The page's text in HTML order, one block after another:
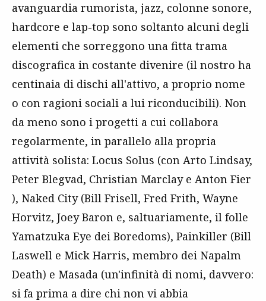
avanguardia rumorista, jazz, colonne sonore,
hardcore e lap-top sono soltanto alcuni degli
elementi che sorreggono una fitta trama
discografica in costante divenire (il nostro ha
centinaia di dischi all'attivo, a proprio nome
o con ragioni sociali a lui riconducibili). Non
da meno sono i progetti a cui collabora
regolarmente, in parallelo alla propria
attività solista: Locus Solus (con Arto Lindsay,
Peter Blegvad, Christian Marclay e Anton Fier
), Naked City (Bill Frisell, Fred Frith, Wayne
Horvitz, Joey Baron e, saltuariamente, il folle
Yamatzuka Eye dei Boredoms), Painkiller (Bill
Laswell e Mick Harris, membro dei Napalm
Death) e Masada (un'infinità di nomi, davvero:
si fa prima a dire chi non vi abbia